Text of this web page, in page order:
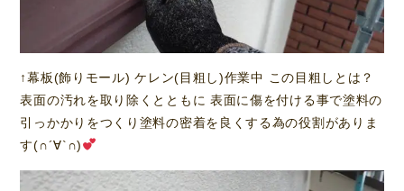
↑幕板(飾りモール) ケレン(目粗し)作業中 この目粗しとは？
表面の汚れを取り除くとともに 表面に傷を付ける事で塗料の
引っかかりをつくり塗料の密着を良くする為の役割がありま
す(∩´∀`∩)